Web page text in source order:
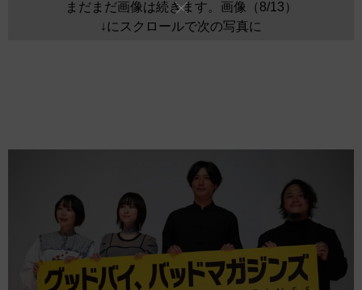
まだまだ画像は続きます。画像（8/13）
↓にスクロールで次の写真に